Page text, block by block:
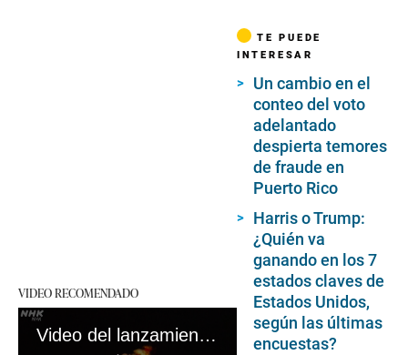
VIDEO RECOMENDADO
Video del lanzamiento fallido de un satélite espía de Corea del Norte
TE PUEDE
INTERESAR
Un cambio en el
conteo del voto
adelantado
despierta temores
de fraude en
Puerto Rico
Harris o Trump:
¿Quién va
ganando en los 7
estados claves de
Estados Unidos,
según las últimas
encuestas?